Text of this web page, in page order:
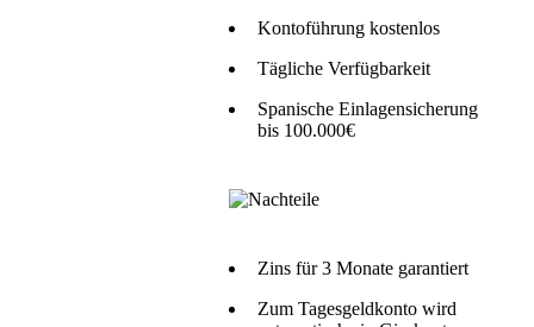
Kontoführung kostenlos
Tägliche Verfügbarkeit
Spanische Einlagensicherung
bis 100.000€
Zins für 3 Monate garantiert
Zum Tagesgeldkonto wird